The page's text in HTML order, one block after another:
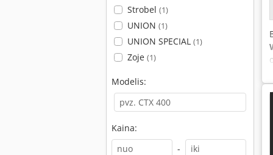
Strobel (1)
UNION (1)
UNION SPECIAL (1)
Zoje (1)
Modelis:
Kaina:
-